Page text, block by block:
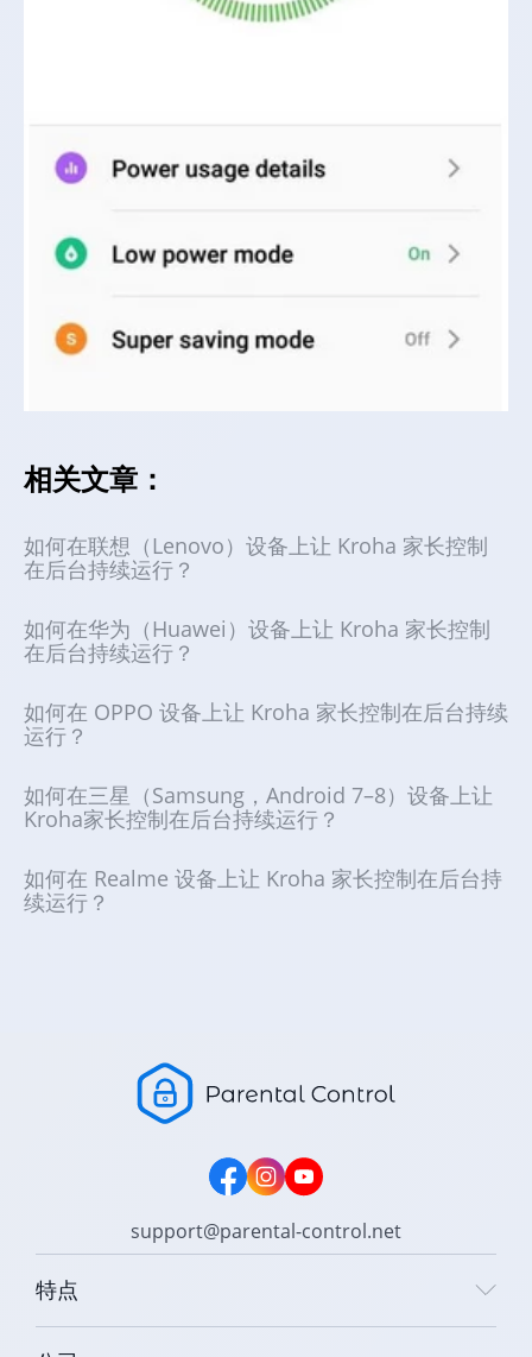
相关文章：
如何在联想（Lenovo）设备上让 Kroha 家长控制
在后台持续运行？
如何在华为（Huawei）设备上让 Kroha 家长控制
在后台持续运行？
如何在 OPPO 设备上让 Kroha 家长控制在后台持续
运行？
如何在三星（Samsung，Android 7–8）设备上让
Kroha家长控制在后台持续运行？
如何在 Realme 设备上让 Kroha 家长控制在后台持
续运行？
support@parental-control.net
特点